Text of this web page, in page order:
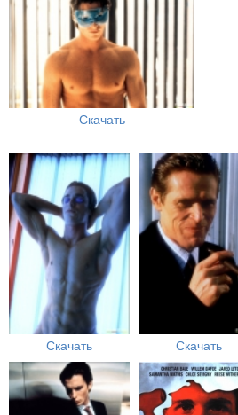
Скачать
Скачать Скачать